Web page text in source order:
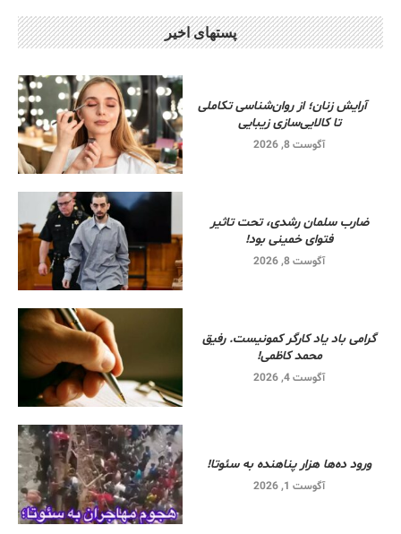
پستهای اخیر
آرایش زنان؛ از روان‌شناسی تکاملی
تا کالایی‌سازی زیبایی
آگوست 8, 2026
ضارب سلمان رشدی، تحت تاثیر
فتوای خمینی بود!
آگوست 8, 2026
گرامی باد یاد کارگر کمونیست. رفیق
محمد کاظمی!
آگوست 4, 2026
ورود ده‌ها هزار پناهنده به سئوتا!
آگوست 1, 2026